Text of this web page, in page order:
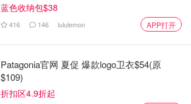
蓝色收纳包$38
416 146 lululemon APP打开
Patagonia官网 夏促 爆款logo卫衣$54(原
$109)
折扣区4.9折起